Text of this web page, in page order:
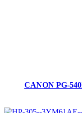
CANON PG-